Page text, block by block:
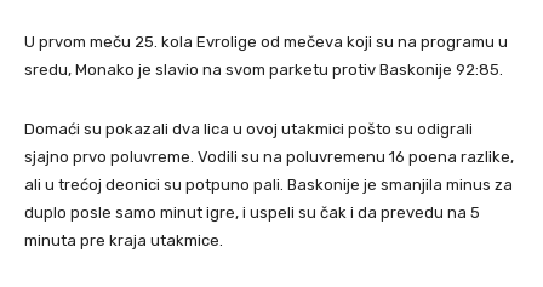
U prvom meču 25. kola Evrolige od mečeva koji su na programu u
sredu, Monako je slavio na svom parketu protiv Baskonije 92:85.
Domaći su pokazali dva lica u ovoj utakmici pošto su odigrali
sjajno prvo poluvreme. Vodili su na poluvremenu 16 poena razlike,
ali u trećoj deonici su potpuno pali. Baskonije je smanjila minus za
duplo posle samo minut igre, i uspeli su čak i da prevedu na 5
minuta pre kraja utakmice.